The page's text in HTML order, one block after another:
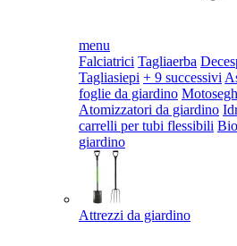
menu
Falciatrici Tagliaerba
Tagliasiepi + 9 successivi
foglie da giardino
Atomizzatori da giardino
carrelli per tubi flessibili
giardino
Attrezzi da giardino